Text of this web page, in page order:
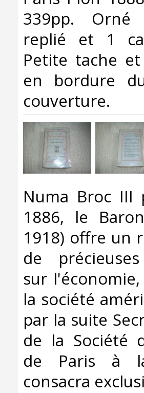
339pp.
replié et 1
Petite tache
en bordure
couverture.‎
‎Numa Broc III
1886, le
1918) offre un
de
sur
la société
par la suite
de la Société
de Paris à
consacra